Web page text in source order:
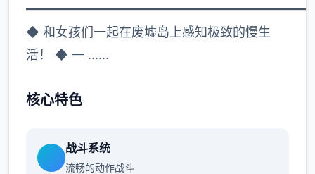
◆ 和女孩们一起在废墟岛上感知极致的慢生
活！ ◆ ━ ......
核心特色
战斗系统
流畅的动作战斗